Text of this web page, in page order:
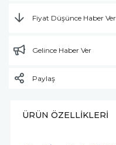
Fiyat Düşünce Haber Ver
Gelince Haber Ver
Paylaş
ÜRÜN ÖZELLIKLERI